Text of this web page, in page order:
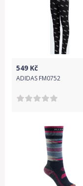
549 Kč
ADIDAS FM0752